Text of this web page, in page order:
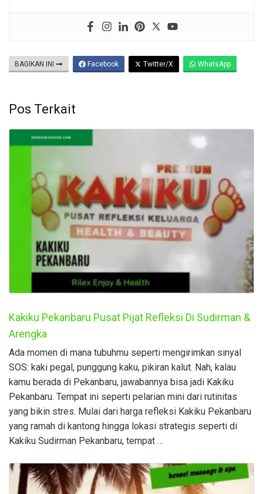
BAGIKAN INI Facebook Twitter/X WhatsApp
Pos Terkait
Kakiku Pekanbaru Pusat Pijat Refleksi Di Sudirman &
Arengka
Ada momen di mana tubuhmu seperti mengirimkan sinyal
SOS: kaki pegal, punggung kaku, pikiran kalut. Nah, kalau
kamu berada di Pekanbaru, jawabannya bisa jadi Kakiku
Pekanbaru. Tempat ini seperti pelarian mini dari rutinitas
yang bikin stres. Mulai dari harga refleksi Kakiku Pekanbaru
yang ramah di kantong hingga lokasi strategis seperti di
Kakiku Sudirman Pekanbaru, tempat …